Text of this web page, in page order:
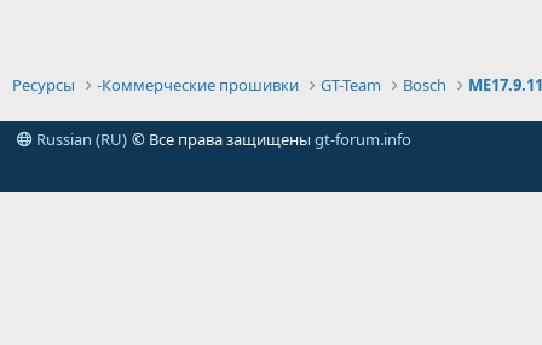
Ресурсы -Коммерческие прошивки GT-Team Bosch ME17.9.11
Russian (RU) © Все права защищены gt-forum.info